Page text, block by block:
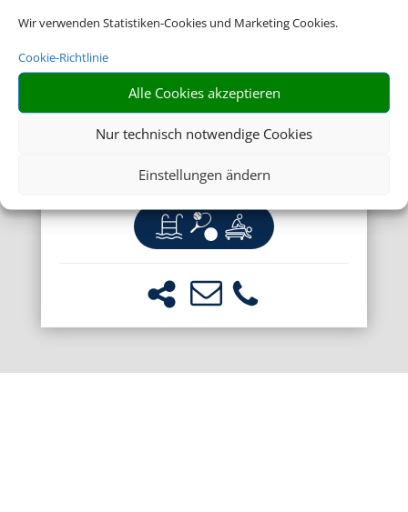
Wir verwenden Statistiken-Cookies und Marketing Cookies.
Cookie-Richtlinie
Alle Cookies akzeptieren
Nur technisch notwendige Cookies
Einstellungen ändern
Fuerteventura, Playa de Esquinzo